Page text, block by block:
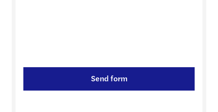
Send form